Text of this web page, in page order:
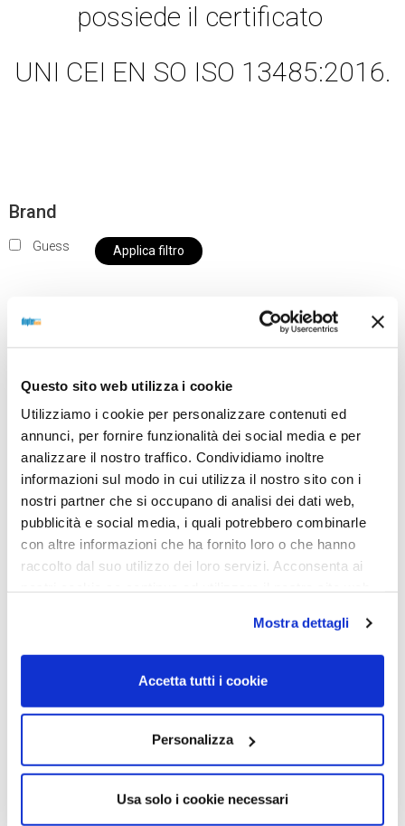
Questo sito web utilizza i cookie
Utilizziamo i cookie per personalizzare contenuti ed
annunci, per fornire funzionalità dei social media e per
analizzare il nostro traffico. Condividiamo inoltre
informazioni sul modo in cui utilizza il nostro sito con i
nostri partner che si occupano di analisi dei dati web,
pubblicità e social media, i quali potrebbero combinarle
con altre informazioni che ha fornito loro o che hanno
raccolto dal suo utilizzo dei loro servizi. Acconsenta ai
Mostra dettagli
Accetta tutti i cookie
Personalizza
Usa solo i cookie necessari
possiede il certificato
UNI CEI EN SO ISO 13485:2016.
Brand
Guess Applica filtro
nostro negozio non saranno disponibili per la
da OTTICA DIOPTER
Showing the single result
Sold out
OCCHIALI DA SOLE
OCCHIALE DA SOLE GUESS
GU7530 54 72U – rosa luc /
bordeaux specchiato